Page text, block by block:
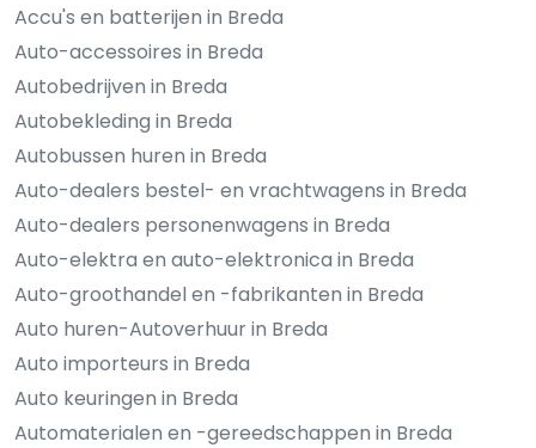
Accu's en batterijen in Breda
Auto-accessoires in Breda
Autobedrijven in Breda
Autobekleding in Breda
Autobussen huren in Breda
Auto-dealers bestel- en vrachtwagens in Breda
Auto-dealers personenwagens in Breda
Auto-elektra en auto-elektronica in Breda
Auto-groothandel en -fabrikanten in Breda
Auto huren-Autoverhuur in Breda
Auto importeurs in Breda
Auto keuringen in Breda
Automaterialen en -gereedschappen in Breda